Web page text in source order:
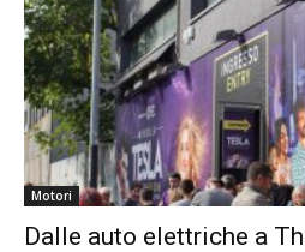
Motori
Dalle auto elettriche a